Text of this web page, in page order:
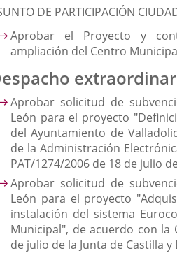
DE PARTICIPACIÓN
Aprobar el Proyecto y
ampliación del Centro
Aprobar solicitud de
León para el proyecto
del Ayuntamiento de
de la Administración
PAT/1274/2006 de 18 de julio
Aprobar solicitud de
León para el proyecto
instalación del sistema
Municipal", de acuerdo con la
de julio de la Junta de Castilla y